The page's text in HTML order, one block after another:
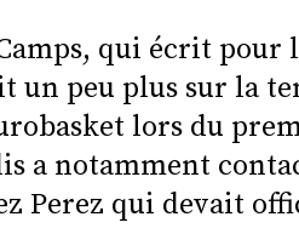
qui écrit pour
un peu plus sur la
lors du
a notamment
Perez qui devait